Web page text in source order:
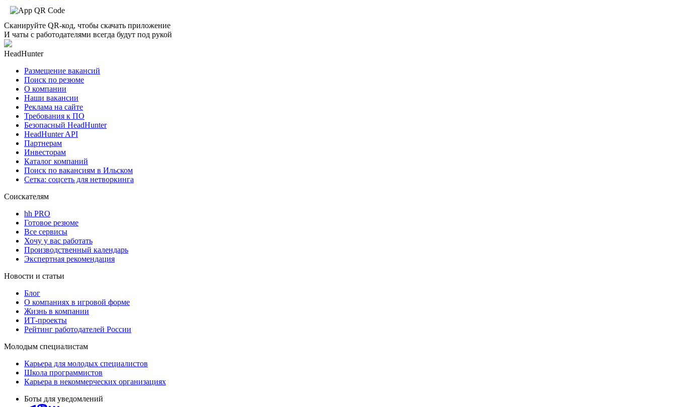
Сканируйте QR-код, чтобы скачать приложение
И чаты с работодателями всегда будут под рукой
HeadHunter
Размещение вакансий
Поиск по резюме
О компании
Наши вакансии
Реклама на сайте
Требования к ПО
Безопасный HeadHunter
HeadHunter API
Партнерам
Инвесторам
Каталог компаний
Поиск по вакансиям в Ильском
Сетка: соцсеть для нетворкинга
Соискателям
hh PRO
Готовое резюме
Все сервисы
Хочу у вас работать
Производственный календарь
Экспертная рекомендация
Новости и статьи
Блог
О компаниях в игровой форме
Жизнь в компании
ИТ-проекты
Рейтинг работодателей России
Молодым специалистам
Карьера для молодых специалистов
Школа программистов
Карьера в некоммерческих организациях
Боты для уведомлений